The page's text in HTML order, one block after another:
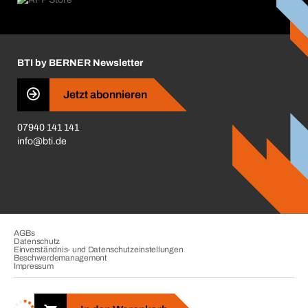
Insektenschutzplaner
Haftungsausschluss
Qualitätsmanagement
Zertifikate
CVV-Liste
BTI by BERNER Newsletter
Jetzt abonnieren
07940 141 141
info@bti.de
Copyright © 2026. BTI Befestigungstechnik GmbH & Co. KG. Alle
AGBs
Datenschutz
Einverständnis- und Datenschutzeinstellungen
Beschwerdemanagement
Impressum